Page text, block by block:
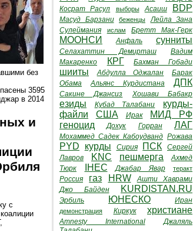
без
3595
в 2014
и
с
Косрат Расул выборы Асаиш BDP
Масуд Барзани беженцы
Лейла Зана
Сулеймания
ислам Бретт Мак-Герк
МООНСИ Анфаль сунниты
Селахаттин Демирташ
Вадим
Макаренко
КРГ Бахман Гобади
шииты Абдулла Оджалан
Барак
Обама
Альянс Курдистана ДПК
Сакине Джансиз Хошави Бабакр
езиды Кубад Талабани
курды-
файли
США Ирак
МИД РФ
геноцид
Дохук Горран ЛАГ
Мохаммед Садек Кабоудванд Рожава
PYD курды Сирия ПСК
Сергей
Лавров
KNC пешмерга
Ахмед
Тюрк
IHEC Джабар Явар теракт
Россия газ HRW
Ашти Хаврами
Джо Байден
KURDISTAN.RU
Эрбиль ЮНЕСКО Иран
демонстрация Киркук христиане
Amnesty International
Джаляль